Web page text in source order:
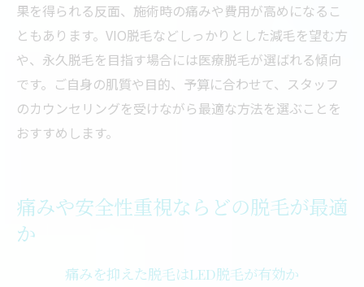
果を得られる反面、施術時の痛みや費用が高めになるこ
ともあります。VIO脱毛などしっかりとした減毛を望む方
や、永久脱毛を目指す場合には医療脱毛が選ばれる傾向
です。ご自身の肌質や目的、予算に合わせて、スタッフ
のカウンセリングを受けながら最適な方法を選ぶことを
おすすめします。
痛みや安全性重視ならどの脱毛が最適
か
痛みを抑えた脱毛はLED脱毛が有効か